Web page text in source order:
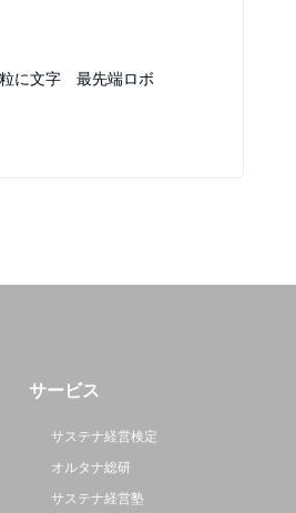
に文字 最先端ロボ
サービス
サステナ経営検定
オルタナ総研
サステナ経営塾